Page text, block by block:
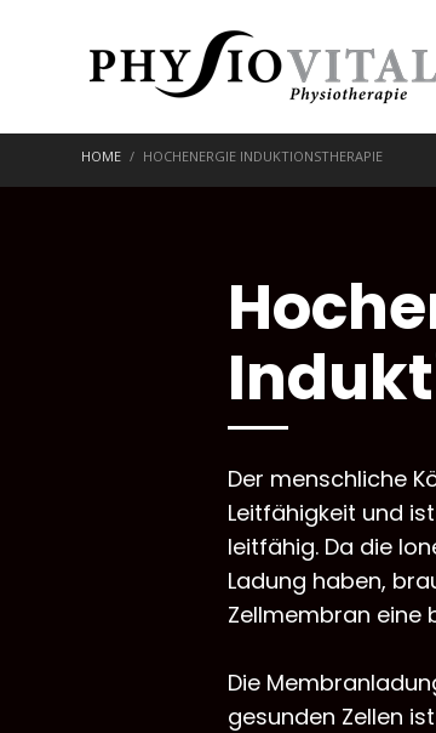
HOME HOCHENERGIE INDUKTIONSTHERAPIE
Der menschliche
Leitfähigkeit und
leitfähig. Da die
Ladung haben,
Zellmembran eine
Die
gesunden Zellen